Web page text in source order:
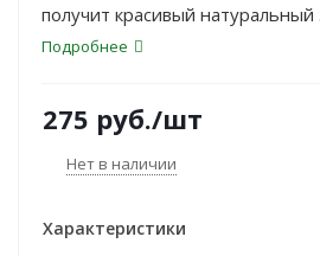
получит красивый натуральный
ухоженный вид и длительное
Подробнее
275 руб./шт
Нет в наличии
Характеристики